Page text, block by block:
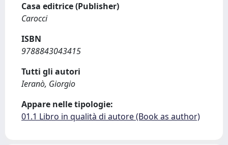
Casa editrice (Publisher)
Carocci
ISBN
9788843043415
Tutti gli autori
Ieranò, Giorgio
Appare nelle tipologie:
01.1 Libro in qualità di autore (Book as author)